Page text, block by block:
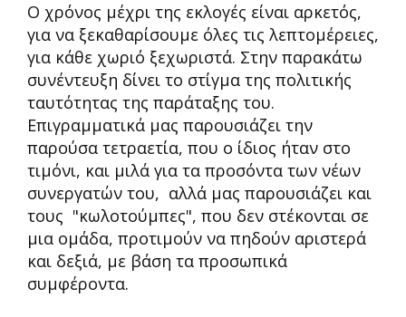
Ο χρόνος μέχρι της εκλογές είναι αρκετός,
για να ξεκαθαρίσουμε όλες τις λεπτομέρειες,
για κάθε χωριό ξεχωριστά. Στην παρακάτω
συνέντευξη δίνει το στίγμα της πολιτικής
ταυτότητας της παράταξης του.
Επιγραμματικά μας παρουσιάζει την
παρούσα τετραετία, που ο ίδιος ήταν στο
τιμόνι, και μιλά για τα προσόντα των νέων
συνεργατών του, αλλά μας παρουσιάζει και
τους "κωλοτούμπες", που δεν στέκονται σε
μια ομάδα, προτιμούν να πηδούν αριστερά
και δεξιά, με βάση τα προσωπικά
συμφέροντα.